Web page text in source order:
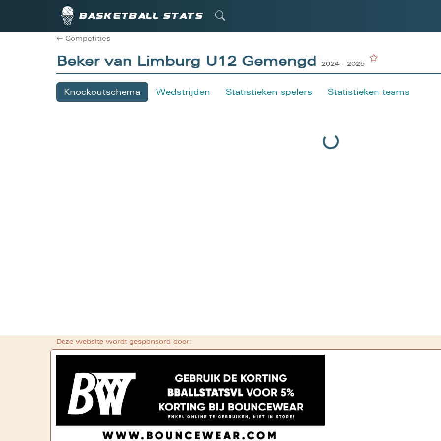
Basketball stats
Competities
Beker van Limburg U12 Gemengd 2024 - 2025
Knockoutschema Wedstrijden Statistieken spelers Statistieken teams
Deze website wordt gesponsord door: